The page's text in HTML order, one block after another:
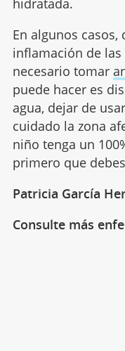
En algunos
inflamación de las
necesario tomar
puede hacer es
agua, dejar de
cuidado la zona
niño tenga un
primero que
Patricia García
Consulte más